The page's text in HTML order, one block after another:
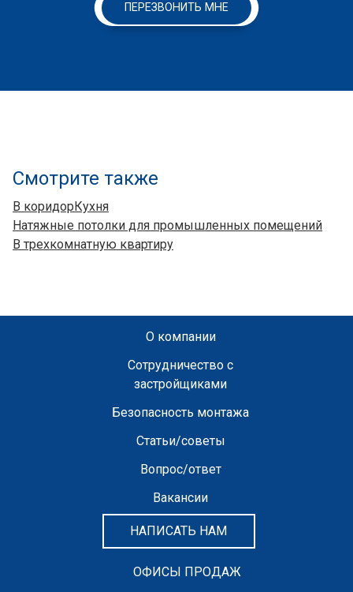
ПЕРЕЗВОНИТЬ МНЕ
Смотрите также
В коридор Кухня
Натяжные потолки для промышленных помещений
В трехкомнатную квартиру
О компании
Сотрудничество с
застройщиками
Безопасность монтажа
Статьи/советы
Вопрос/ответ
Вакансии
НАПИСАТЬ НАМ
ОФИСЫ ПРОДАЖ